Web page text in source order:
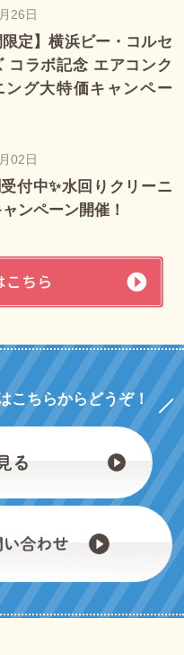
26日
限定】横浜ビー・コルセ
コラボ記念 エアコンク
ング大特価キャンペー
02日
付中✨水回りクリーニ
ンペーン開催！
こちらからどうぞ！